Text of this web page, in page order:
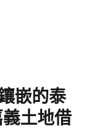
嵌的泰
土地借